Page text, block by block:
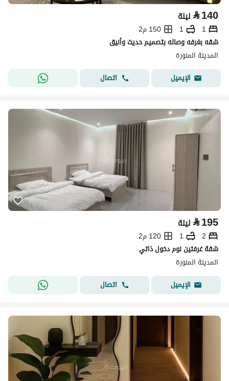
⃁140 ليلة
1
1
150 م2
شقه بغرفه وصاله بتصميم حديث وأنيق
المدينة المنورة
الإيميل
اتصال
⃁195 ليلة
2
1
120 م2
شقة غرفتين نوم دخول ذاتي
المدينة المنورة
الإيميل
اتصال